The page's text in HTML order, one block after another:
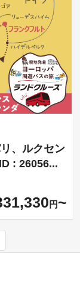
、ルクセン
: 26056...
円